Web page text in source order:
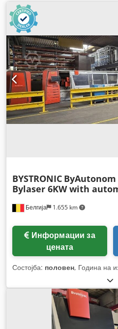
Белгија 1.655 km
BYSTRONIC ByAutonom
Bylaser 6KW with
цената
Состојба: половен, Година на